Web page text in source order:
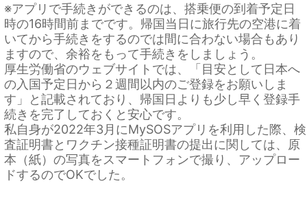
※アプリで手続きができるのは、搭乗便の到着予定日
時の16時間前までです。帰国当日に旅行先の空港に着
いてから手続きをするのでは間に合わない場合もあり
ますので、余裕をもって手続きをしましょう。
厚生労働省のウェブサイトでは、「目安として日本へ
の入国予定日から２週間以内のご登録をお願いしま
す」と記載されており、帰国日よりも少し早く登録手
続きを完了しておくと安心です。
私自身が2022年3月にMySOSアプリを利用した際、検
査証明書とワクチン接種証明書の提出に関しては、原
本（紙）の写真をスマートフォンで撮り、アップロー
ドするのでOKでした。